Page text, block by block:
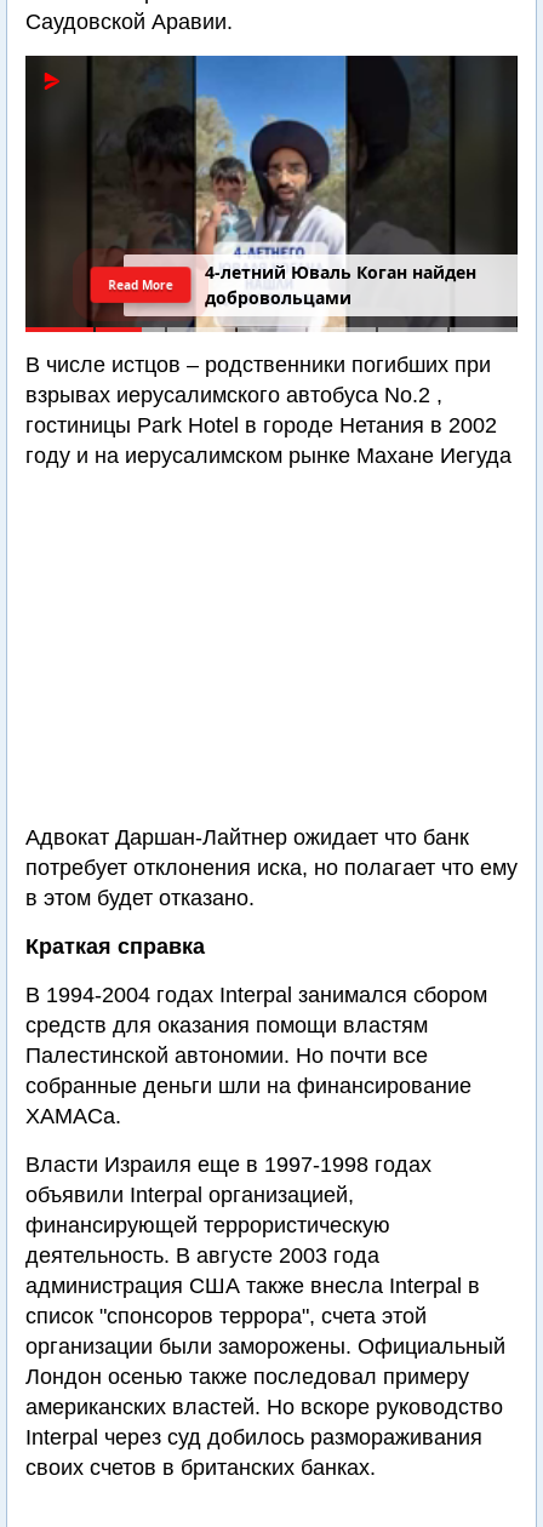
Саудовской Аравии.
4-летний Юваль Коган найден
добровольцами
Read More
В числе истцов – родственники погибших при
взрывах иерусалимского автобуса No.2 ,
гостиницы Park Hotel в городе Нетания в 2002
году и на иерусалимском рынке Махане Иегуда
Адвокат Даршан-Лайтнер ожидает что банк
потребует отклонения иска, но полагает что ему
в этом будет отказано.
Краткая справка
В 1994-2004 годах Interpal занимался сбором
средств для оказания помощи властям
Палестинской автономии. Но почти все
собранные деньги шли на финансирование
ХАМАСа.
Власти Израиля еще в 1997-1998 годах
объявили Interpal организацией,
финансирующей террористическую
деятельность. В августе 2003 года
администрация США также внесла Interpal в
список "спонсоров террора", счета этой
организации были заморожены. Официальный
Лондон осенью также последовал примеру
американских властей. Но вскоре руководство
Interpal через суд добилось размораживания
своих счетов в британских банках.